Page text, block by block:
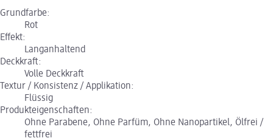
Grundfarbe:
Rot
Effekt:
Langanhaltend
Deckkraft:
Volle Deckkraft
Textur / Konsistenz / Applikation:
Flüssig
Produkteigenschaften:
Ohne Parabene, Ohne Parfüm, Ohne Nanopartikel, Ölfrei /
fettfrei